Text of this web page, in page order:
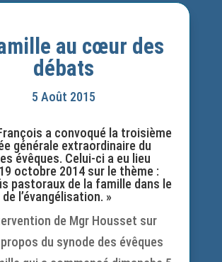
au cœur des
débats
5 Août 2015
a convoqué la troisième
générale extraordinaire du
évêques. Celui-ci a eu lieu
octobre 2014 sur le thème :
pastoraux de la famille dans le
l’évangélisation. »
de Mgr Housset sur
propos du synode des évêques